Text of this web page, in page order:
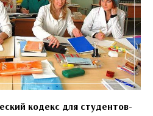
кодекс для студентов-